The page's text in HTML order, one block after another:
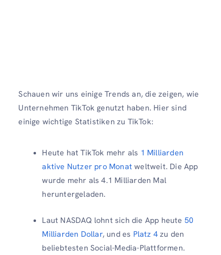
Schauen wir uns einige Trends an, die zeigen, wie
Unternehmen TikTok genutzt haben. Hier sind
einige wichtige Statistiken zu TikTok:
Heute hat TikTok mehr als 1 Milliarden
aktive Nutzer pro Monat weltweit. Die App
wurde mehr als 4.1 Milliarden Mal
heruntergeladen.
Laut NASDAQ lohnt sich die App heute 50
Milliarden Dollar, und es Platz 4zu den
beliebtesten Social-Media-Plattformen.